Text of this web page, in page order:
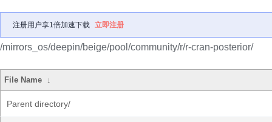
注册用户享1倍加速下载 立即注册
/mirrors_os/deepin/beige/pool/community/r/r-cran-posterior/
File Name ↓
Parent directory/